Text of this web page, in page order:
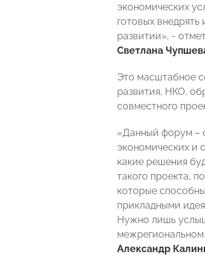
экономических
готовых
развитии», -
Светлана
Это масштабное
развития, НКО,
совместного
«Данный форум –
экономических и
какие решения
такого проекта,
которые
прикладными
Нужно лишь
межрегиональном
Александр